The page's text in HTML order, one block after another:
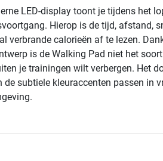
LED-display toont je tijdens het
Hierop is de tijd, afstand,
verbrande calorieën af te lezen.
is de Walking Pad niet het
je trainingen wilt verbergen. Het
de subtiele kleuraccenten passen in